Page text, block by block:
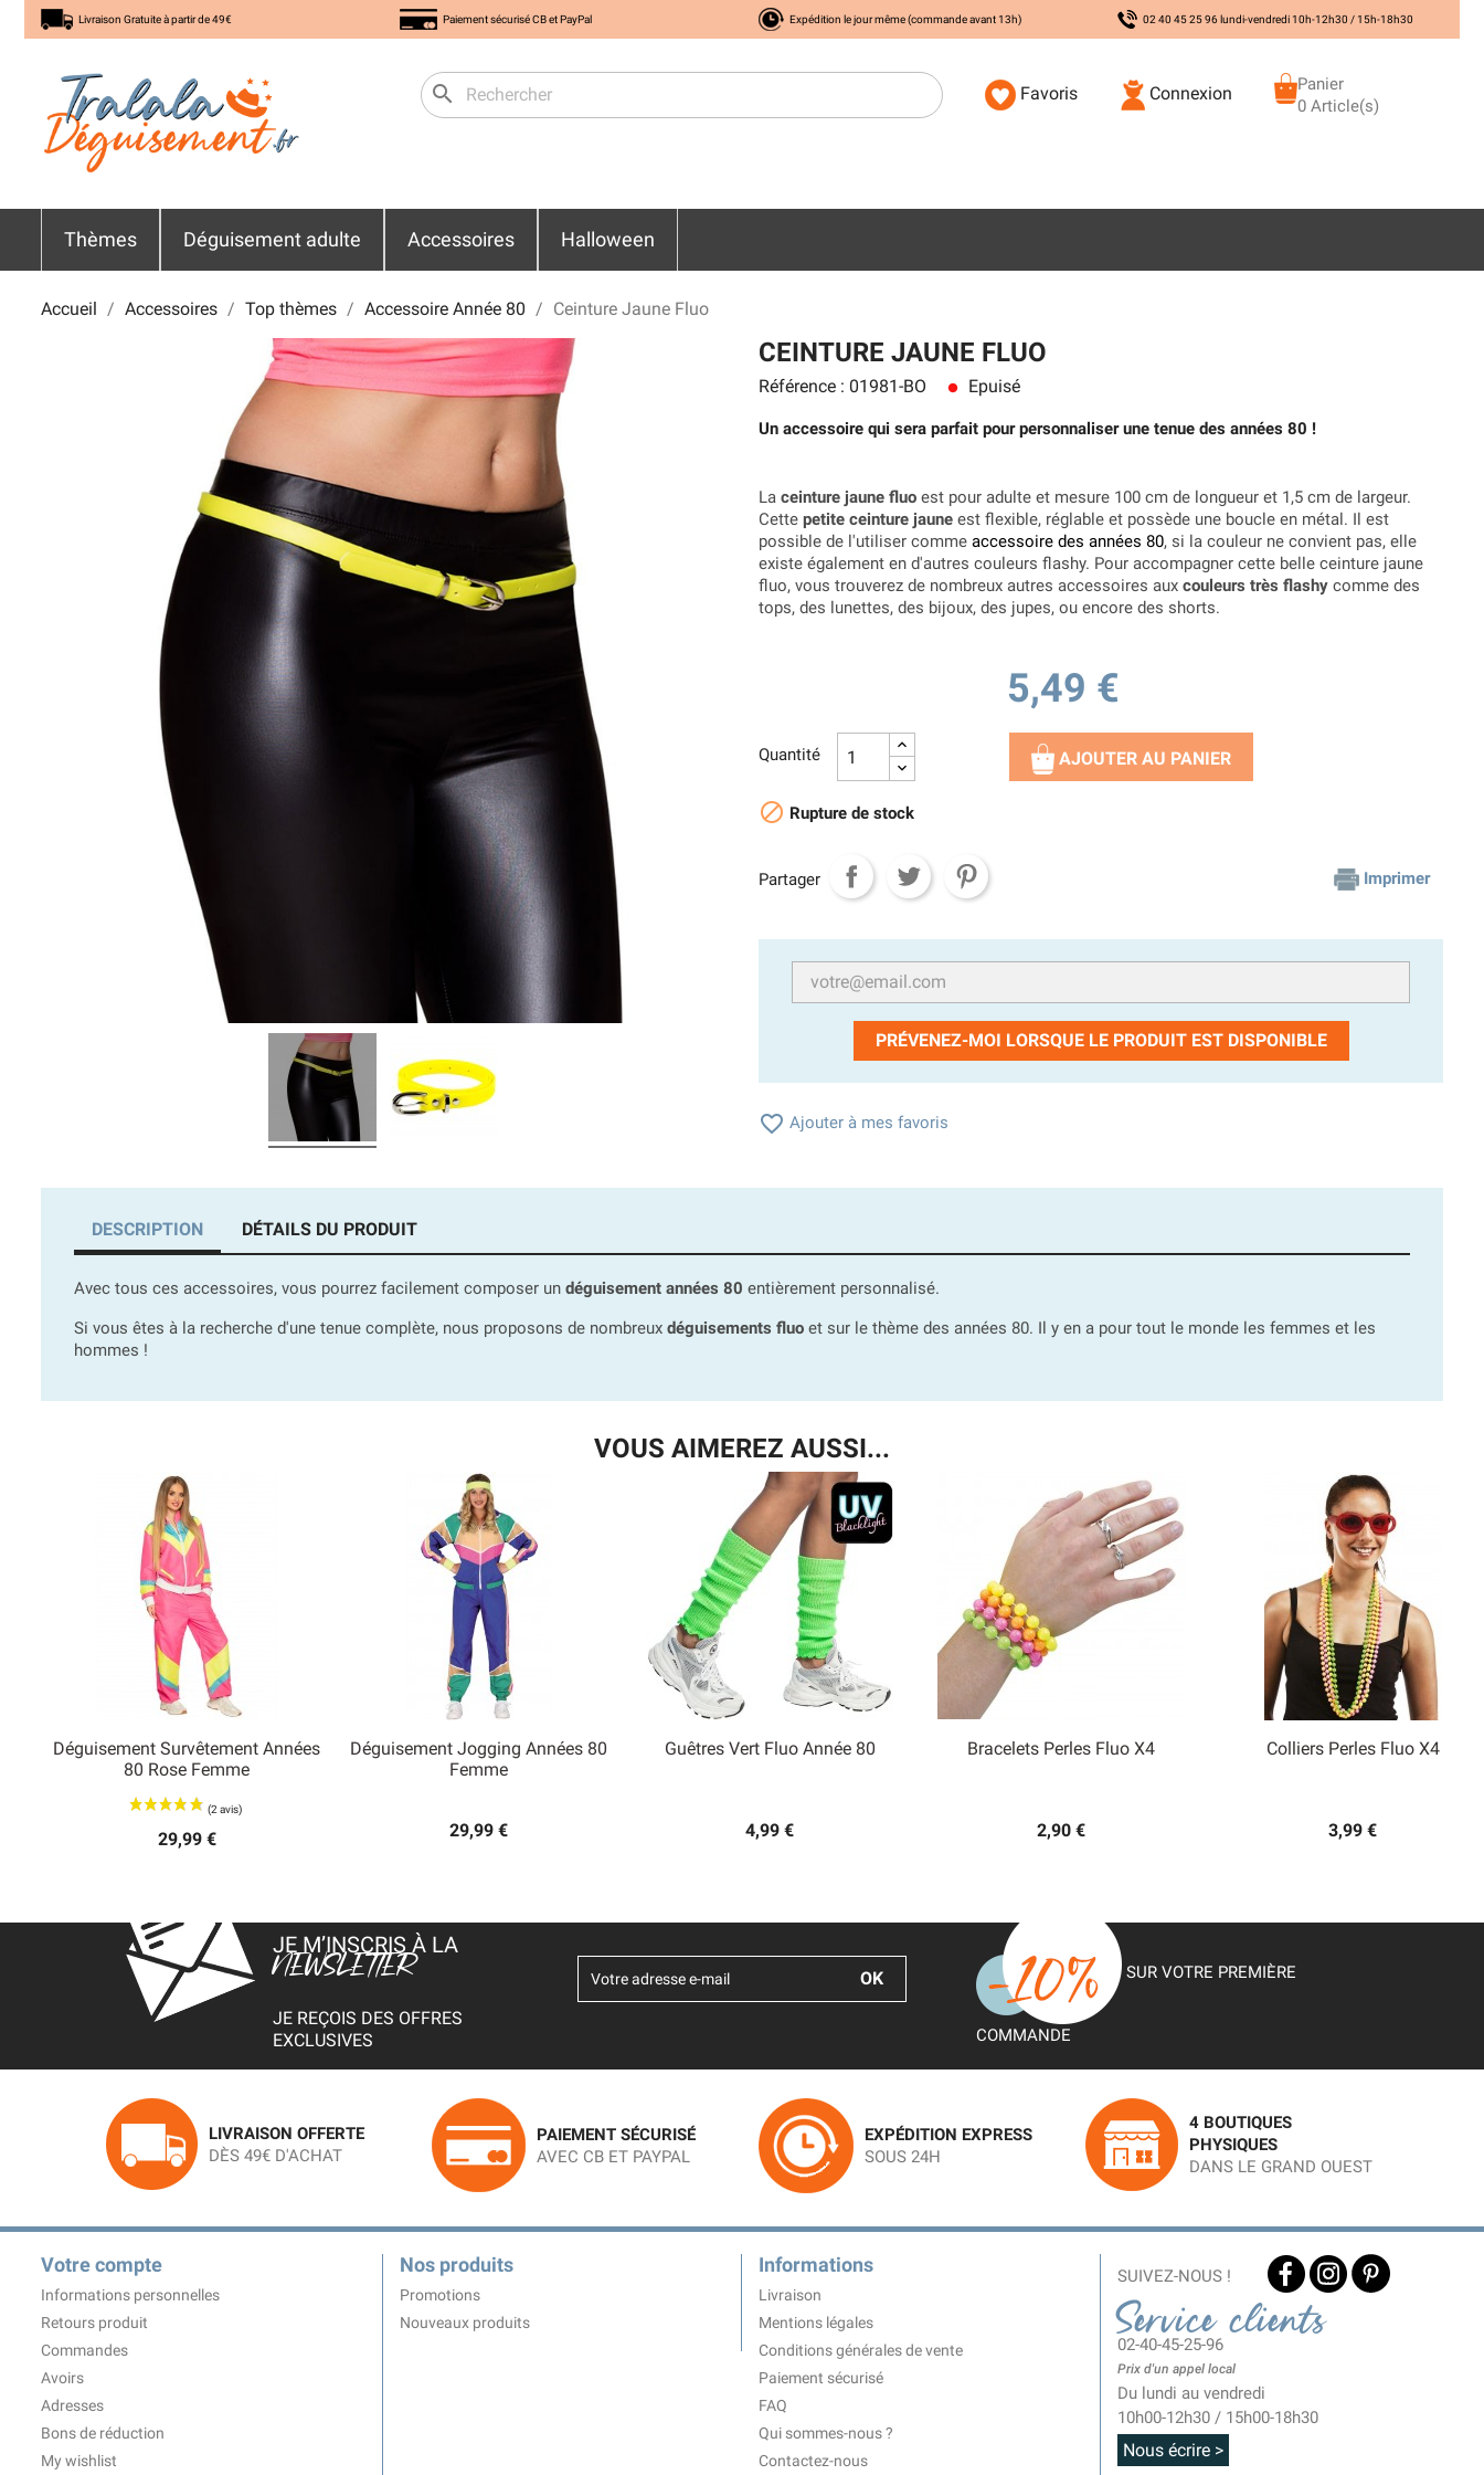
Livraison Gratuite à partir de 49€ Paiement sécurisé CB et PayPal Expédition le jour même (commande avant 13h) 02 40 45 25 96 lundi-vendredi 10h-12h30 / 15h-18h30
search Favoris Connexion
Panier
0 Article(s)
Thèmes Déguisement adulte Accessoires Halloween
Accueil Accessoires Top thèmes Accessoire Année 80 Ceinture Jaune Fluo
CEINTURE JAUNE FLUO
Référence : 01981-BO lens Epuisé
Un accessoire qui sera parfait pour personnaliser une tenue des années 80 !
La ceinture jaune fluo est pour adulte et mesure 100 cm de longueur et 1,5 cm de largeur.
Cette petite ceinture jaune est flexible, réglable et possède une boucle en métal. Il est
possible de l'utiliser comme accessoire des années 80, si la couleur ne convient pas, elle
existe également en d'autres couleurs flashy. Pour accompagner cette belle ceinture jaune
fluo, vous trouverez de nombreux autres accessoires aux couleurs très flashy comme des
tops, des lunettes, des bijoux, des jupes, ou encore des shorts.
5,49 €
Quantité AJOUTER AU PANIER
 Rupture de stock
Partager Imprimer
PRÉVENEZ-MOI LORSQUE LE PRODUIT EST DISPONIBLE
 Ajouter à mes favoris
DESCRIPTION DÉTAILS DU PRODUIT
Avec tous ces accessoires, vous pourrez facilement composer un déguisement années 80 entièrement personnalisé.
Si vous êtes à la recherche d'une tenue complète, nous proposons de nombreux déguisements fluo et sur le thème des années 80. Il y en a pour tout le monde les femmes et les
hommes !
VOUS AIMEREZ AUSSI...
Déguisement Survêtement Années
80 Rose Femme
29,99 €
 Aperçu rapide
Déguisement Jogging Années 80
Femme
29,99 €
Aperçu rapide
Guêtres Vert Fluo Année 80
4,99 €
Bracelets Perles Fluo X4
2,90 €
Colliers Perles Fluo X4
3,99 €
JE M’INSCRIS À LA
NEWSLETTER
JE REÇOIS DES OFFRES
EXCLUSIVES
SUR VOTRE PREMIÈRE
COMMANDE
LIVRAISON OFFERTE
DÈS 49€ D'ACHAT
PAIEMENT SÉCURISÉ
AVEC CB ET PAYPAL
EXPÉDITION EXPRESS
SOUS 24H
4 BOUTIQUES
PHYSIQUES
DANS LE GRAND OUEST
Votre compte
Informations personnelles
Retours produit
Commandes
Avoirs
Adresses
Bons de réduction
My wishlist
Nos produits
Promotions
Nouveaux produits
Informations
Livraison
Mentions légales
Conditions générales de vente
Paiement sécurisé
FAQ
Qui sommes-nous ?
Contactez-nous
SUIVEZ-NOUS !
Service clients
02-40-45-25-96
Prix d'un appel local
Du lundi au vendredi
10h00-12h30 / 15h00-18h30
Nous écrire >